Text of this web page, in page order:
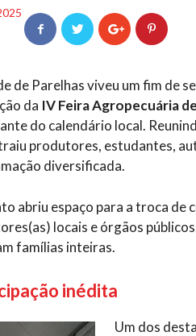
de Parelhas viveu um fim de
da IV Feira Agropecuária
do calendário local.
produtores, estudantes,
diversificada.
abriu espaço para a troca de
locais e órgãos
famílias inteiras.
inédita
Um dos